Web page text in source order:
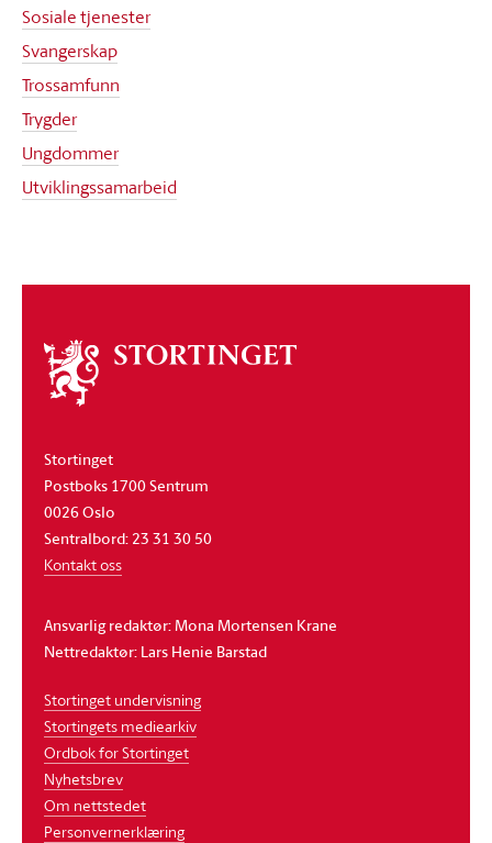
Sosiale tjenester
Svangerskap
Trossamfunn
Trygder
Ungdommer
Utviklingssamarbeid
Om
stortinget
Stortinget
Postboks 1700 Sentrum
0026 Oslo
Sentralbord: 23 31 30 50
Kontakt oss
Ansvarlig redaktør: Mona Mortensen Krane
Nettredaktør: Lars Henie Barstad
Stortinget undervisning
Stortingets mediearkiv
Ordbok for Stortinget
Nyhetsbrev
Om nettstedet
Personvernerklæring